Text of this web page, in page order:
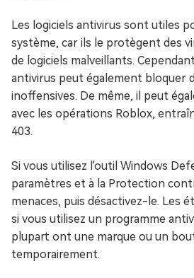
Les logiciels antivirus sont utiles
système, car ils le protègent des
de logiciels malveillants.
antivirus peut également bloquer
inoffensives. De même, il peut
avec les opérations Roblox,
403.
Si vous utilisez l'outil Windows
paramètres et à la Protection
menaces, puis désactivez-le. Les
si vous utilisez un programme
plupart ont une marque ou un
temporairement.